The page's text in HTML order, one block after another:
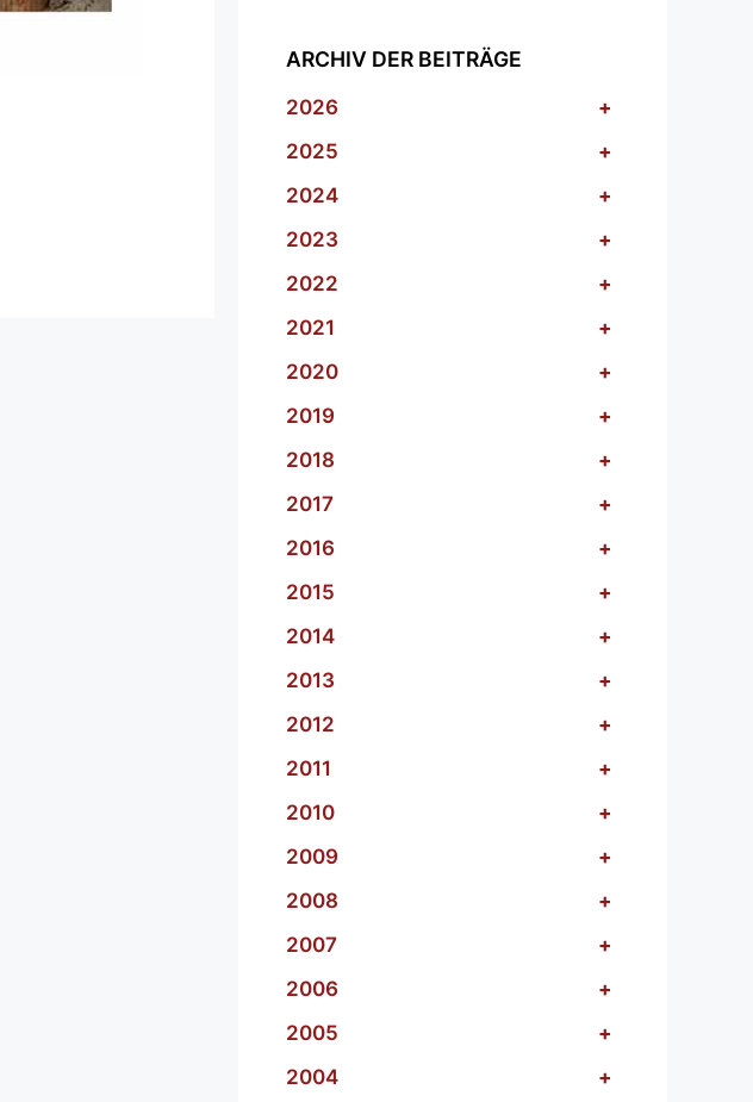
ARCHIV DER BEITRÄGE
2026
+
2025
+
2024
+
2023
+
2022
+
2021
+
2020
+
2019
+
2018
+
2017
+
2016
+
2015
+
2014
+
2013
+
2012
+
2011
+
2010
+
2009
+
2008
+
2007
+
2006
+
2005
+
2004
+